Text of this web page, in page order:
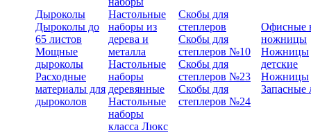
Дыроколы
Дыроколы до
65 листов
Мощные
дыроколы
Расходные
материалы для
дыроколов
Настольные
наборы из
дерева и
металла
Настольные
наборы
деревянные
Настольные
наборы
класса Люкс
Скобы для
степлеров
Скобы для
степлеров №10
Скобы для
степлеров №23
Скобы для
степлеров №24
Офисные
ножницы
Ножницы
детские
Ножницы
Запасные